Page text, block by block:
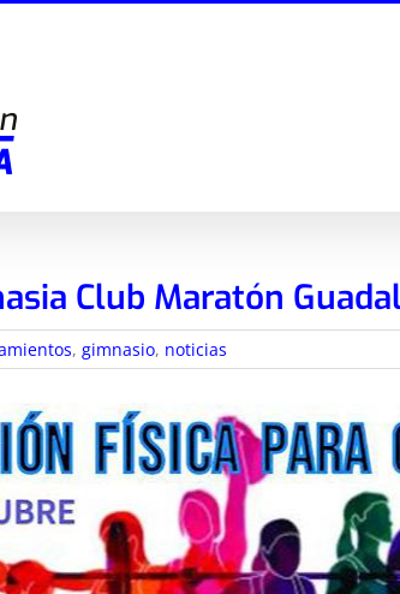
Club Maratón
, gimnasio, noticias